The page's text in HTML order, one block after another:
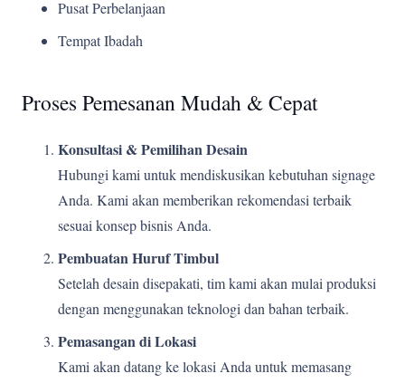
Pusat Perbelanjaan
Tempat Ibadah
Proses Pemesanan Mudah & Cepat
Konsultasi & Pemilihan Desain
Hubungi kami untuk mendiskusikan kebutuhan signage
Anda. Kami akan memberikan rekomendasi terbaik
sesuai konsep bisnis Anda.
Pembuatan Huruf Timbul
Setelah desain disepakati, tim kami akan mulai produksi
dengan menggunakan teknologi dan bahan terbaik.
Pemasangan di Lokasi
Kami akan datang ke lokasi Anda untuk memasang